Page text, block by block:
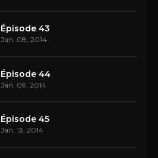
Épisode 43
Jan. 08, 2014
Épisode 44
Jan. 09, 2014
Épisode 45
Jan. 13, 2014